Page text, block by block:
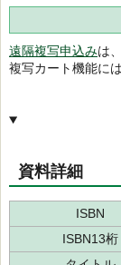
遠隔複写申込みは
複写カート機能に
資料詳細
ISBN
ISBN13桁